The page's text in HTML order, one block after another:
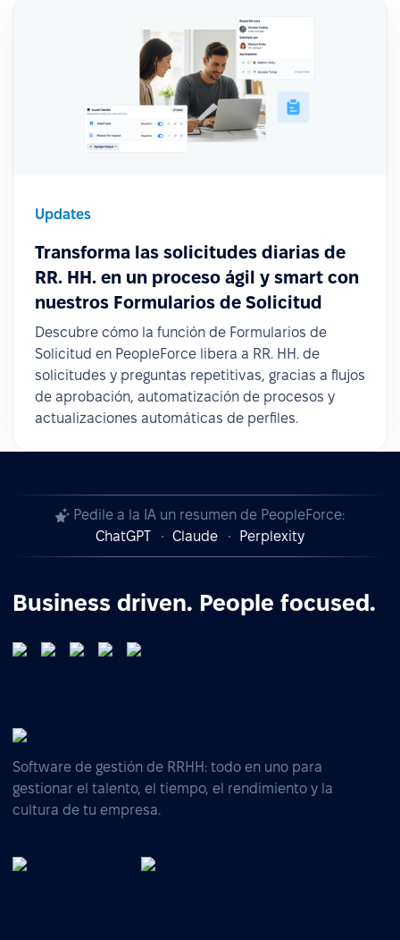
Updates
Transforma las solicitudes diarias de
RR. HH. en un proceso ágil y smart con
nuestros Formularios de Solicitud
Descubre cómo la función de Formularios de
Solicitud en PeopleForce libera a RR. HH. de
solicitudes y preguntas repetitivas, gracias a flujos
de aprobación, automatización de procesos y
actualizaciones automáticas de perfiles.
Pedile a la IA un resumen de PeopleForce:
ChatGPT
Claude Perplexity
Business driven. People focused.
Software de gestión de RRHH: todo en uno para
gestionar el talento, el tiempo, el rendimiento y la
cultura de tu empresa.